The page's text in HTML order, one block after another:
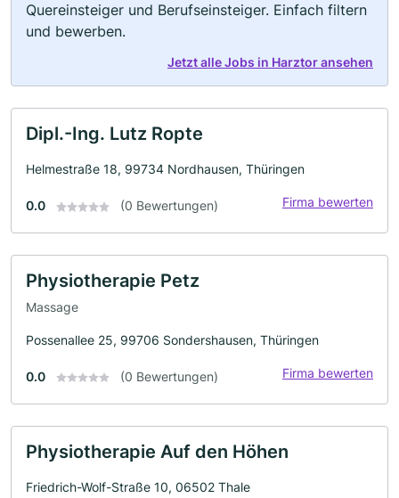
Quereinsteiger und Berufseinsteiger. Einfach filtern
und bewerben.
Jetzt alle Jobs in Harztor ansehen
Dipl.-Ing. Lutz Ropte
Helmestraße 18, 99734 Nordhausen, Thüringen
0.0 (0 Bewertungen) Firma bewerten
Physiotherapie Petz
Massage
Possenallee 25, 99706 Sondershausen, Thüringen
0.0 (0 Bewertungen) Firma bewerten
Physiotherapie Auf den Höhen
Friedrich-Wolf-Straße 10, 06502 Thale